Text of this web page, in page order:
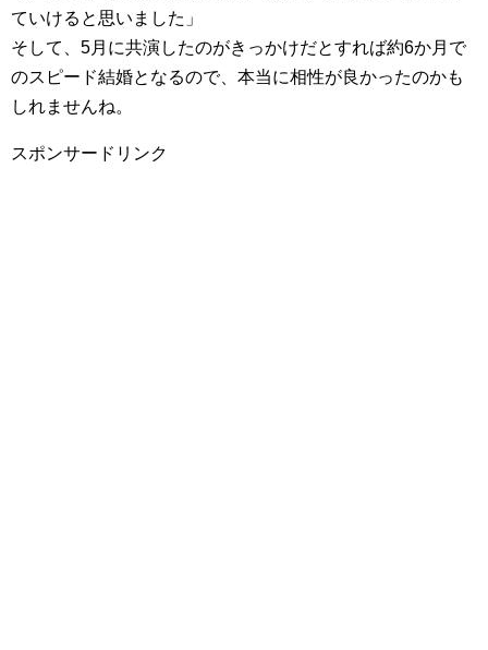
ていけると思いました」
そして、5月に共演したのがきっかけだとすれば約6か月で
のスピード結婚となるので、本当に相性が良かったのかも
しれませんね。
スポンサードリンク